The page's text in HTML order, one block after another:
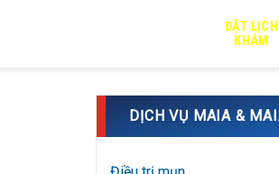
ĐẶT LỊCH
KHÁM
DỊCH VỤ MAIA &